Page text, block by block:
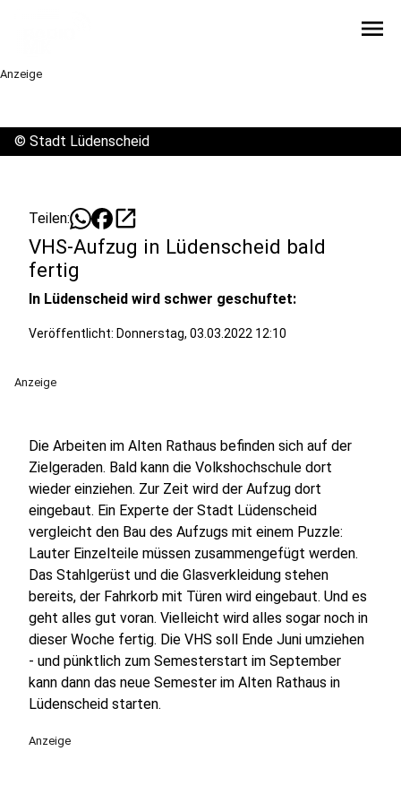
menu
Anzeige
© Stadt Lüdenscheid
Teilen: open_in_new
VHS-Aufzug in Lüdenscheid bald
fertig
In Lüdenscheid wird schwer geschuftet:
Veröffentlicht: Donnerstag, 03.03.2022 12:10
Anzeige
Die Arbeiten im Alten Rathaus befinden sich auf der
Zielgeraden. Bald kann die Volkshochschule dort
wieder einziehen. Zur Zeit wird der Aufzug dort
eingebaut. Ein Experte der Stadt Lüdenscheid
vergleicht den Bau des Aufzugs mit einem Puzzle:
Lauter Einzelteile müssen zusammengefügt werden.
Das Stahlgerüst und die Glasverkleidung stehen
bereits, der Fahrkorb mit Türen wird eingebaut. Und es
geht alles gut voran. Vielleicht wird alles sogar noch in
dieser Woche fertig. Die VHS soll Ende Juni umziehen
- und pünktlich zum Semesterstart im September
kann dann das neue Semester im Alten Rathaus in
Lüdenscheid starten.
Anzeige